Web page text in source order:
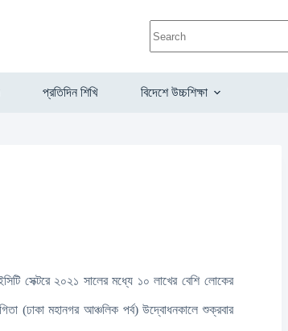
প্রতিদিন শিখি বিদেশে উচ্চশিক্ষা
সেক্টরে ২০২১ সালের মধ্যে ১০ লাখের বেশি লোকের
(ঢাকা মহানগর আঞ্চলিক পর্ব) উদ্বোধনকালে শুক্রবার